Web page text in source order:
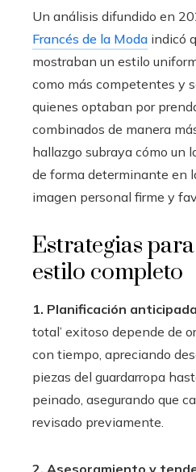
Un análisis difundido en
Francés de la Moda indicó
mostraban un estilo
como más competentes y
quienes optaban por
combinados de manera
hallazgo subraya cómo un
de forma determinante en
imagen personal firme y
Estrategias
estilo completo
1. Planificación
total’ exitoso depende de
con tiempo, apreciando
piezas del guardarropa
peinado, asegurando que
revisado previamente.
2. Asesoramiento y